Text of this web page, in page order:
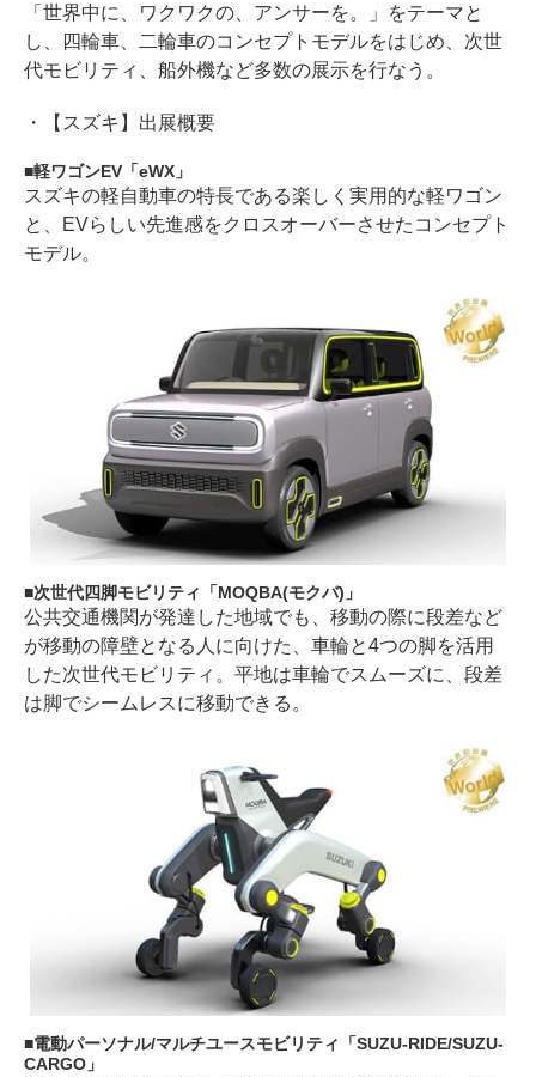
「世界中に、ワクワクの、アンサーを。」をテーマと
し、四輪車、二輪車のコンセプトモデルをはじめ、次世
代モビリティ、船外機など多数の展示を行なう。
・ 【スズキ】出展概要
軽ワゴンEV「eWX」
スズキの軽自動車の特長である楽しく実用的な軽ワゴン
と、EVらしい先進感をクロスオーバーさせたコンセプト
モデル。
次世代四脚モビリティ「MOQBA(モクバ)」
公共交通機関が発達した地域でも、移動の際に段差など
が移動の障壁となる人に向けた、車輪と4つの脚を活用
した次世代モビリティ。平地は車輪でスムーズに、段差
は脚でシームレスに移動できる。
電動パーソナル/マルチユースモビリティ「SUZU-RIDE/SUZU-
CARGO」